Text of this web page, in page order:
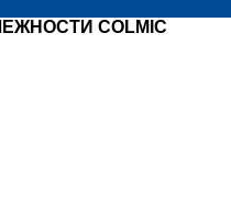
COLMIC